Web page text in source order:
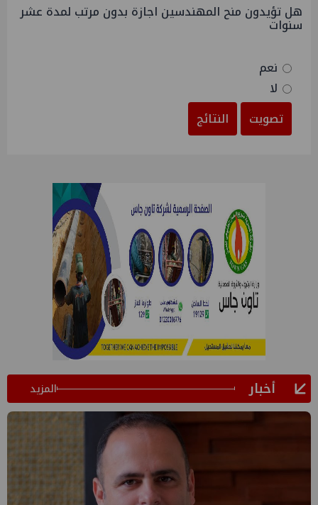
هل تؤيدون منح المهندسين اجازة بدون مرتب لمدة عشر
سنوات
نعم
لا
تصويت
النتائج
أخبار المزيد